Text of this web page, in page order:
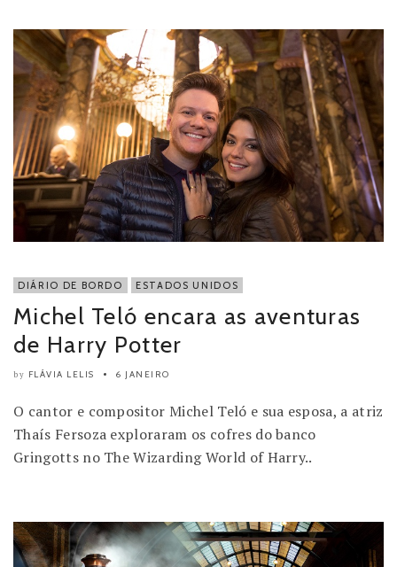
DIÁRIO DE BORDO ESTADOS UNIDOS
Michel Teló encara as aventuras
de Harry Potter
by FLÁVIA LELIS 6 JANEIRO
O cantor e compositor Michel Teló e sua esposa, a atriz
Thaís Fersoza exploraram os cofres do banco
Gringotts no The Wizarding World of Harry..